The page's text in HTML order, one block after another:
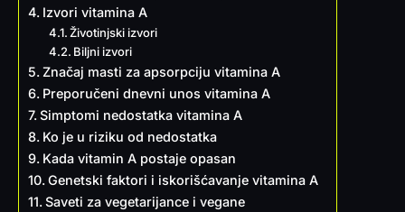
Izvori vitamina A
Životinjski izvori
Biljni izvori
Značaj masti za apsorpciju vitamina A
Preporučeni dnevni unos vitamina A
Simptomi nedostatka vitamina A
Ko je u riziku od nedostatka
Kada vitamin A postaje opasan
Genetski faktori i iskorišćavanje vitamina A
Saveti za vegetarijance i vegane